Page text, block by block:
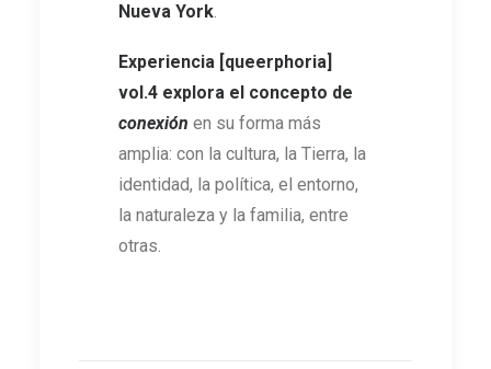
Nueva York.
Experiencia [queerphoria]
vol.4 explora el concepto de
conexión en su forma más
amplia: con la cultura, la Tierra, la
identidad, la política, el entorno,
la naturaleza y la familia, entre
otras.